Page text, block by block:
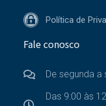
Política de
Fale conosco
De segunda
Das 9:00 às